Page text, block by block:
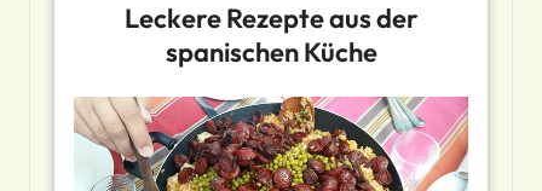
Leckere Rezepte aus der
spanischen Küche